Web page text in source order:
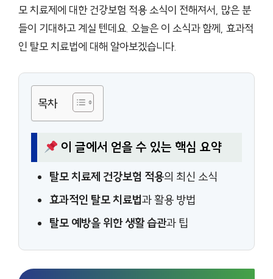
모 치료제에 대한 건강보험 적용 소식이 전해져서, 많은 분
들이 기대하고 계실 텐데요. 오늘은 이 소식과 함께, 효과적
인 탈모 치료법에 대해 알아보겠습니다.
목차
이 글에서 얻을 수 있는 핵심 요약
탈모 치료제 건강보험 적용의 최신 소식
효과적인 탈모 치료법과 활용 방법
탈모 예방을 위한 생활 습관과 팁